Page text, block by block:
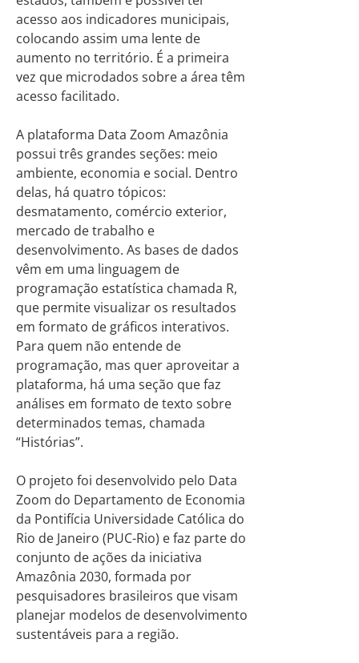
acesso aos indicadores municipais,
colocando assim uma lente de
aumento no território. É a primeira
vez que microdados sobre a área têm
acesso facilitado.
A plataforma Data Zoom Amazônia
possui três grandes seções: meio
ambiente, economia e social. Dentro
delas, há quatro tópicos:
desmatamento, comércio exterior,
mercado de trabalho e
desenvolvimento. As bases de dados
vêm em uma linguagem de
programação estatística chamada R,
que permite visualizar os resultados
em formato de gráficos interativos.
Para quem não entende de
programação, mas quer aproveitar a
plataforma, há uma seção que faz
análises em formato de texto sobre
determinados temas, chamada
“Histórias”.
O projeto foi desenvolvido pelo Data
Zoom do Departamento de Economia
da Pontifícia Universidade Católica do
Rio de Janeiro (PUC-Rio) e faz parte do
conjunto de ações da iniciativa
Amazônia 2030, formada por
pesquisadores brasileiros que visam
planejar modelos de desenvolvimento
sustentáveis para a região.